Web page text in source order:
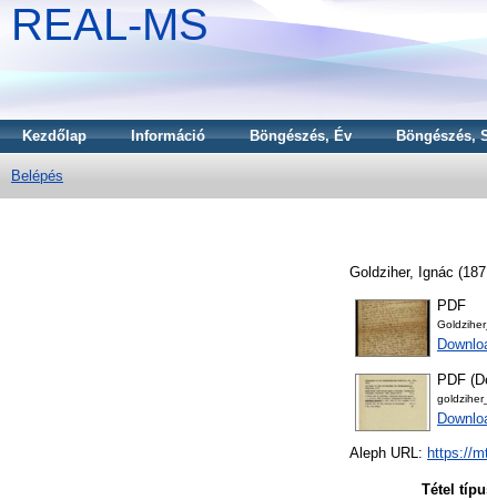
REAL-MS
Kezdőlap Információ Böngészés, Év Böngészés,
Belépés
Goldziher, Ignác
PDF
PDF
Aleph URL: https://
Tétel